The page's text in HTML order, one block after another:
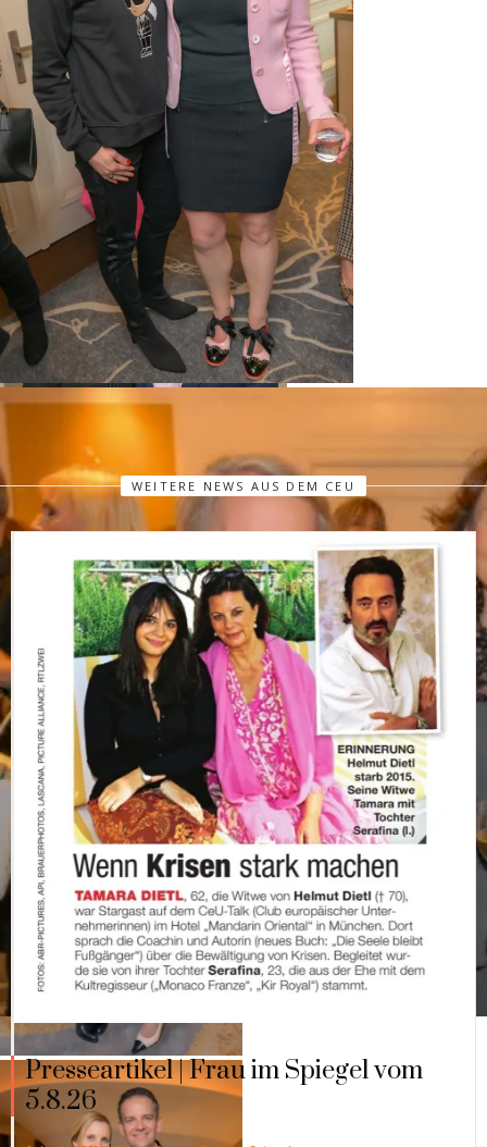
WEITERE NEWS AUS DEM CEU
Presseartikel | Frau im Spiegel vom
5.8.26